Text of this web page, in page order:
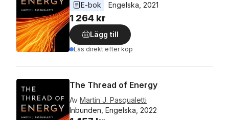
E-bok
Engelska 2021
1 264 kr
Lägg till
Läs direkt efter köp
The Thread of Energy
Av Martin J. Pasqualetti
Inbunden, Engelska, 2022